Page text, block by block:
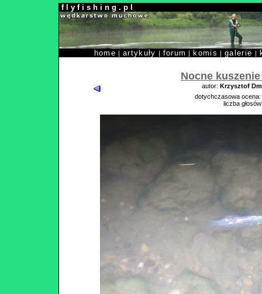
f l y f i s h i n g . p l
home |artykuły | forum | komis |galerie |
Nocne
autor: Krzysztof
dotychczasowa ocena:
liczba